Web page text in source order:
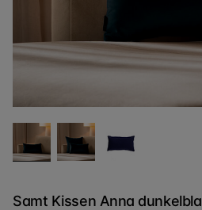
Samt Kissen Anna